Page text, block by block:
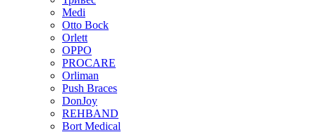
Medi
Otto Bock
Orlett
OPPO
PROCARE
Orliman
Push Braces
DonJoy
REHBAND
Bort Medical